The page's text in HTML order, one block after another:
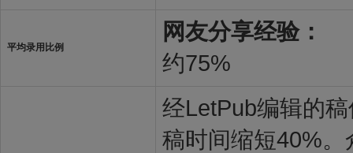
平均录用比例
网友分享经验：
约75%
经LetPub编辑的
稿时间缩短40%